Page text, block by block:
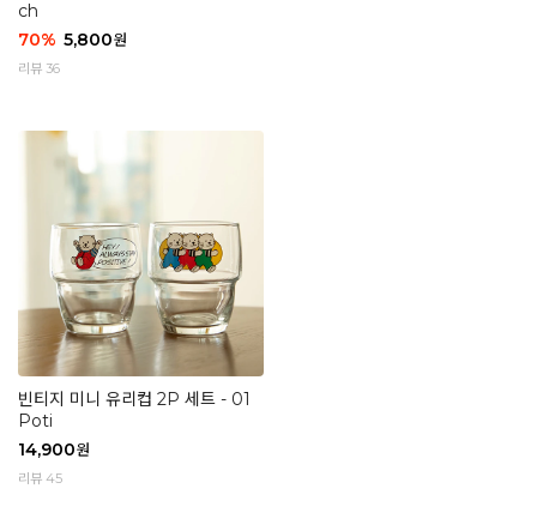
ch
70% 5,800원
리뷰 36
빈티지 미니 유리컵 2P 세트 - 01
Poti
14,900원
리뷰 45